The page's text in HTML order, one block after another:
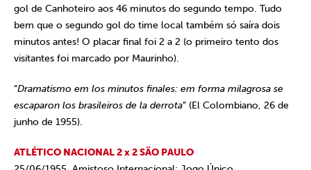
gol de Canhoteiro aos 46 minutos do segundo tempo. Tudo
bem que o segundo gol do time local também só saíra dois
minutos antes! O placar final foi 2 a 2 (o primeiro tento dos
visitantes foi marcado por Maurinho).
“Dramatismo em los minutos finales: em forma milagrosa se
escaparon los brasileiros de la derrota” (El Colombiano, 26 de
junho de 1955).
ATLÉTICO NACIONAL 2 x 2 SÃO PAULO